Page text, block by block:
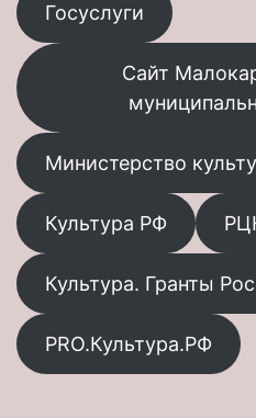
Госуслуги
Сайт
Министерство
Культура РФ
Культура. Гранты
PRO.Культура.РФ